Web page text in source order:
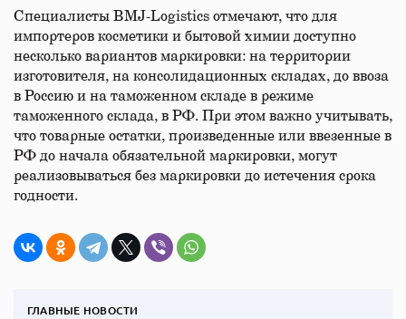
Специалисты BMJ-Logistics отмечают, что для
импортеров косметики и бытовой химии доступно
несколько вариантов маркировки: на территории
изготовителя, на консолидационных складах, до ввоза
в Россию и на таможенном складе в режиме
таможенного склада, в РФ. При этом важно учитывать,
что товарные остатки, произведенные или ввезенные в
РФ до начала обязательной маркировки, могут
реализовываться без маркировки до истечения срока
годности.
ГЛАВНЫЕ НОВОСТИ